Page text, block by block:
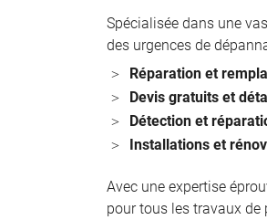
Spécialisée dans une
des urgences de
Réparation et
Devis gratuits et
Détection et
Installations et
Avec une expertise
pour tous les travaux de